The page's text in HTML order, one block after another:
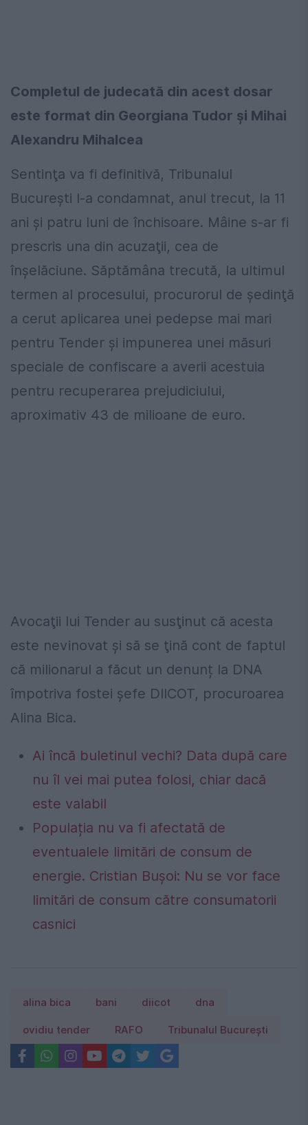
Completul de judecată din acest dosar
este format din Georgiana Tudor și Mihai
Alexandru Mihalcea
Sentinţa va fi definitivă, Tribunalul
Bucureşti l-a condamnat, anul trecut, la 11
ani şi patru luni de închisoare. Mâine s-ar fi
prescris una din acuzaţii, cea de
înşelăciune. Săptămâna trecută, la ultimul
termen al procesului, procurorul de şedinţă
a cerut aplicarea unei pedepse mai mari
pentru Tender și impunerea unei măsuri
speciale de confiscare a averii acestuia
pentru recuperarea prejudiciului,
aproximativ 43 de milioane de euro.
Avocaţii lui Tender au susţinut că acesta
este nevinovat şi să se ţină cont de faptul
că milionarul a făcut un denunț la DNA
împotriva fostei șefe DIICOT, procuroarea
Alina Bica.
Ai încă buletinul vechi? Data după care
nu îl vei mai putea folosi, chiar dacă
este valabil
Populația nu va fi afectată de
eventualele limitări de consum de
energie. Cristian Bușoi: Nu se vor face
limitări de consum către consumatorii
casnici
alina bica bani diicot dna
ovidiu tender RAFO Tribunalul București